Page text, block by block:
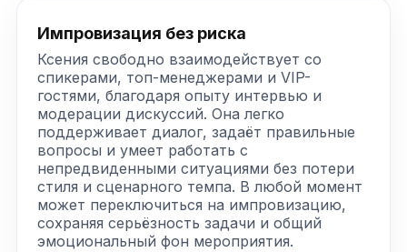
Импровизация без риска
Ксения свободно взаимодействует со
спикерами, топ-менеджерами и VIP-
гостями, благодаря опыту интервью и
модерации дискуссий. Она легко
поддерживает диалог, задаёт правильные
вопросы и умеет работать с
непредвиденными ситуациями без потери
стиля и сценарного темпа. В любой момент
может переключиться на импровизацию,
сохраняя серьёзность задачи и общий
эмоциональный фон мероприятия.